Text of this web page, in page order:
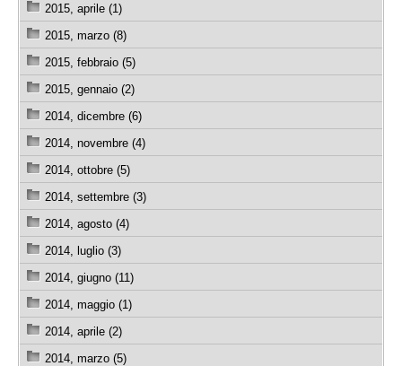
2015, aprile (1)
2015, marzo (8)
2015, febbraio (5)
2015, gennaio (2)
2014, dicembre (6)
2014, novembre (4)
2014, ottobre (5)
2014, settembre (3)
2014, agosto (4)
2014, luglio (3)
2014, giugno (11)
2014, maggio (1)
2014, aprile (2)
2014, marzo (5)